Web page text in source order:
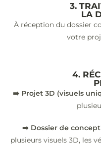
3.
LA
À réception du dossier
votre
4.
➡️ Projet 3D (visuels
➡️ Dossier de
plusieurs visuels 3D, les